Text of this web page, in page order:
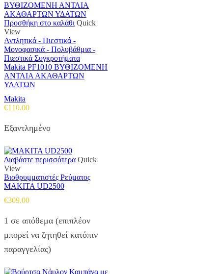
Προσθήκη στο καλάθι Quick
View
Αντλητικά - Πιεστικά -
Μονοφασικά - Πολυβάθμια -
Πιεστικά Συγκροτήματα
Makita PF1010 ΒΥΘΙΖΟΜΕΝΗ
ΑΝΤΛΙΑ ΑΚΑΘΑΡΤΩΝ
ΥΔΑΤΩΝ
Makita
€110.00
Εξαντλημένο
Διαβάστε περισσότερα Quick
View
Βιοθρυμματιστές Ρεύματος
MAKITA UD2500
€309.00
1 σε απόθεμα (επιπλέον
μπορεί να ζητηθεί κατόπιν
παραγγελίας)